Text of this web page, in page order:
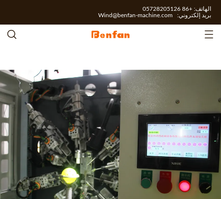
الهاتف: +86 05728205126
بريد إلكتروني: Wind@benfan-machine.com